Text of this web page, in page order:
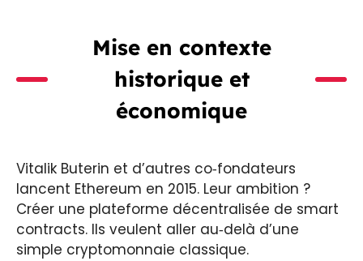
Mise en contexte
historique et
économique
Vitalik Buterin et d’autres co‑fondateurs
lancent Ethereum en 2015. Leur ambition ?
Créer une plateforme décentralisée de smart
contracts. Ils veulent aller au‑delà d’une
simple cryptomonnaie classique.